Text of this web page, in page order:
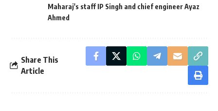
Maharaj's staff IP Singh and chief engineer Ayaz
Ahmed
Share This
Article